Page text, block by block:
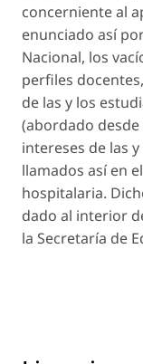
concerniente al
enunciado así
Nacional, los
perfiles
de las y los
(abordado
intereses de las
llamados así en
hospitalaria.
dado al interior
la Secretaría de